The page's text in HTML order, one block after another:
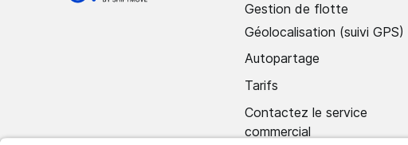
Gestion de flotte
Géolocalisation (suivi GPS)
Autopartage
Tarifs
Contactez le service
commercial